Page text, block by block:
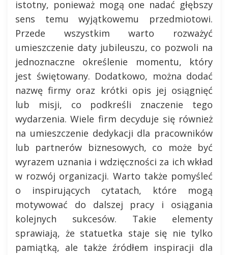
istotny, ponieważ mogą one nadać głębszy
sens temu wyjątkowemu przedmiotowi.
Przede wszystkim warto rozważyć
umieszczenie daty jubileuszu, co pozwoli na
jednoznaczne określenie momentu, który
jest świętowany. Dodatkowo, można dodać
nazwę firmy oraz krótki opis jej osiągnięć
lub misji, co podkreśli znaczenie tego
wydarzenia. Wiele firm decyduje się również
na umieszczenie dedykacji dla pracowników
lub partnerów biznesowych, co może być
wyrazem uznania i wdzięczności za ich wkład
w rozwój organizacji. Warto także pomyśleć
o inspirujących cytatach, które mogą
motywować do dalszej pracy i osiągania
kolejnych sukcesów. Takie elementy
sprawiają, że statuetka staje się nie tylko
pamiątką, ale także źródłem inspiracji dla